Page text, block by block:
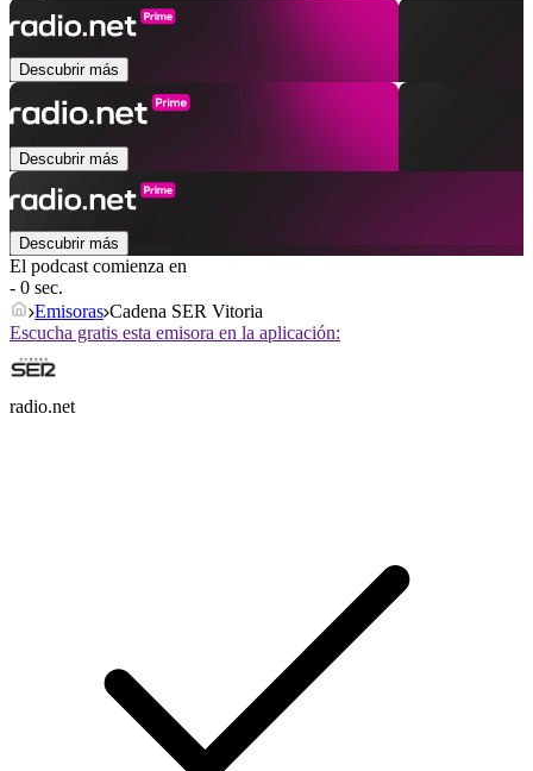
Descubrir más
Descubrir más
Descubrir más
El podcast comienza en
- 0 sec.
Emisoras Cadena SER Vitoria
Escucha gratis esta emisora en la aplicación:
radio.net